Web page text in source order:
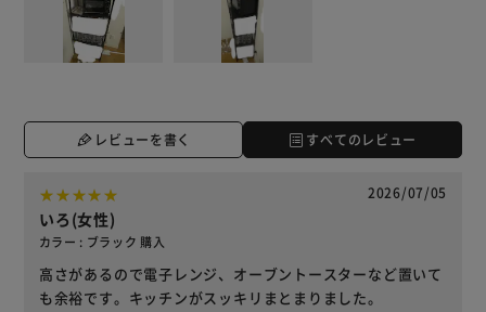
レビューを書く すべてのレビュー
2026/07/05
いろ(女性)
カラー : ブラック 購入
高さがあるので電子レンジ、オーブントースターなど置いて
も余裕です。キッチンがスッキリまとまりました。